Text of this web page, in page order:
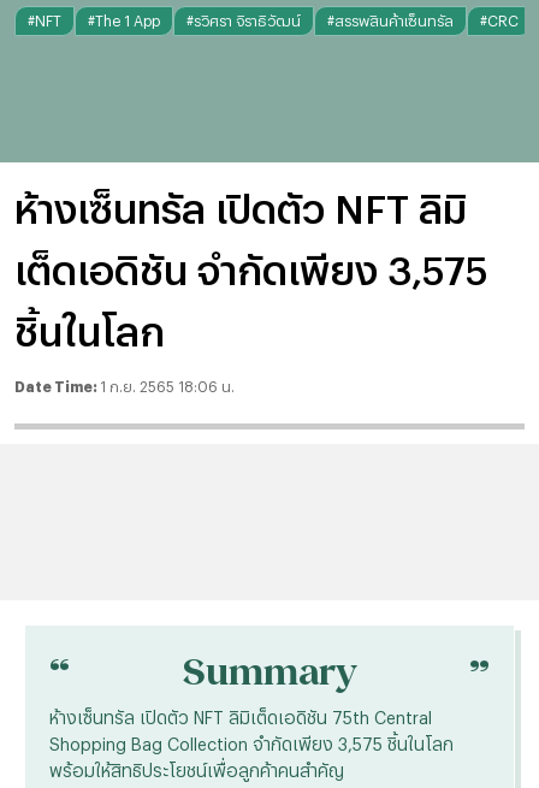
#NFT #The 1 App #รวิศรา จิราธิวัฒน์ #สรรพสินค้าเซ็นทรัล #CRC
ห้างเซ็นทรัล เปิดตัว NFT ลิมิ
เต็ดเอดิชัน จำกัดเพียง 3,575
ชิ้นในโลก
Date Time: 1 ก.ย. 2565 18:06 น.
“ Summary “
ห้างเซ็นทรัล เปิดตัว NFT ลิมิเต็ดเอดิชัน 75th Central
Shopping Bag Collection จำกัดเพียง 3,575 ชิ้นในโลก
พร้อมให้สิทธิประโยชน์เพื่อลูกค้าคนสำคัญ